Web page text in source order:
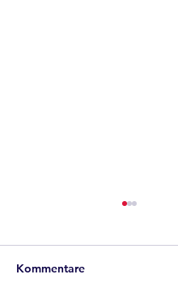
Kommentare